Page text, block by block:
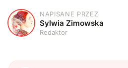
S
NAPISANE PRZEZ
Sylwia Zimowska
Redaktor